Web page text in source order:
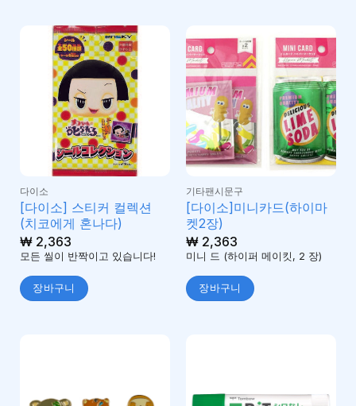
다이소
[다이소] 스티커 컬렉션
(치코에게 혼나다)
₩2,363
모든 씰이 반짝이고 있습니다!
장바구니
기타팬시문구
[다이소]미니카드(하이마
켓2장)
₩2,363
미니 드 (하이퍼 메이킷, 2 장)
장바구니